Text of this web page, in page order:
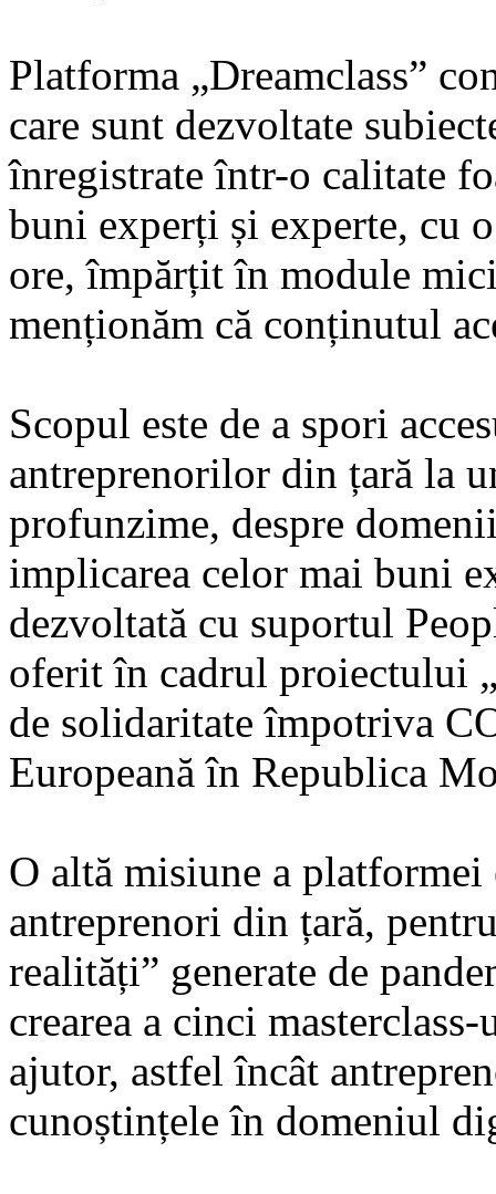
Platforma „Dreamclass”
care sunt dezvoltate
înregistrate într-o calitate
buni experți și experte, cu
ore, împărțit în module
menționăm că conținutul
Scopul este de a spori
antreprenorilor din țară la
profunzime, despre
implicarea celor mai buni
dezvoltată cu suportul
oferit în cadrul proiectului
de solidaritate împotriva
Europeană în Republica
O altă misiune a platformei
antreprenori din țară,
realități” generate de
crearea a cinci
ajutor, astfel încât
cunoștințele în domeniul